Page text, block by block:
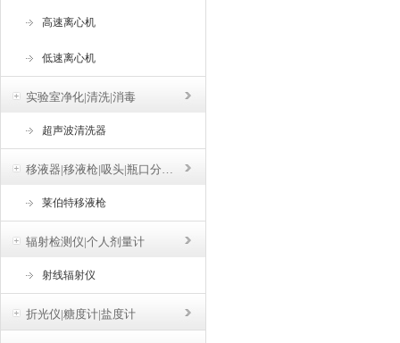
高速离心机
低速离心机
实验室净化|清洗|消毒
超声波清洗器
移液器|移液枪|吸头|瓶口分液器
莱伯特移液枪
辐射检测仪|个人剂量计
射线辐射仪
折光仪|糖度计|盐度计